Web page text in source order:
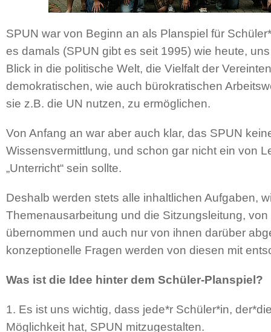
SPUN war von Beginn an als Planspiel für
es damals (SPUN gibt es seit 1995) wie heute,
Blick in die politische Welt, die Vielfalt der
demokratischen, wie auch bürokratischen
sie z.B. die UN nutzen, zu ermöglichen.
Von Anfang an war aber auch klar, das SPUN
Wissensvermittlung, und schon gar nicht ein von
„Unterricht“ sein sollte.
Deshalb werden stets alle inhaltlichen Aufgaben,
Themenausarbeitung und die Sitzungsleitung,
übernommen und auch nur von ihnen darüber
konzeptionelle Fragen werden von diesen mit
Was ist die Idee hinter dem Schüler-Planspiel?
1. Es ist uns wichtig, dass jede*r Schüler*in,
Möglichkeit hat, SPUN mitzugestalten.